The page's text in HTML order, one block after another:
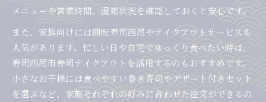
メニューや営業時間、混雑状況を確認しておくと安心です。
また、家族向けには回転寿司西尾やテイクアウトサービスも
人気があります。忙しい日や自宅でゆっくり食べたい時は、
寿司西尾市寿司テイクアウトを活用するのもおすすめです。
小さなお子様には食べやすい巻き寿司やデザート付きセット
を選ぶなど、家族それぞれの好みに合わせた注文ができるの